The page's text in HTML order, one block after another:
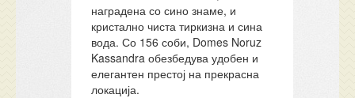
наградена со сино знаме, и
кристално чиста тиркизна и сина
вода. Со 156 соби, Domes Noruz
Kassandra обезбедува удобен и
елегантен престој на прекрасна
локација.